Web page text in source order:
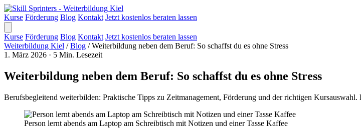
Kurse Förderung Blog Kontakt Jetzt kostenlos beraten lassen
Kurse Förderung Blog Kontakt Jetzt kostenlos beraten lassen
Weiterbildung Kiel / Blog / Weiterbildung neben dem Beruf: So schaffst du es ohne Stress
1. März 2026 · 5 Min. Lesezeit
Weiterbildung neben dem Beruf: So schaffst du es ohne Stress
Berufsbegleitend weiterbilden: Praktische Tipps zu Zeitmanagement, Förderung und der richtigen
Person lernt abends am Laptop am Schreibtisch mit Notizen und einer Tasse Kaffee